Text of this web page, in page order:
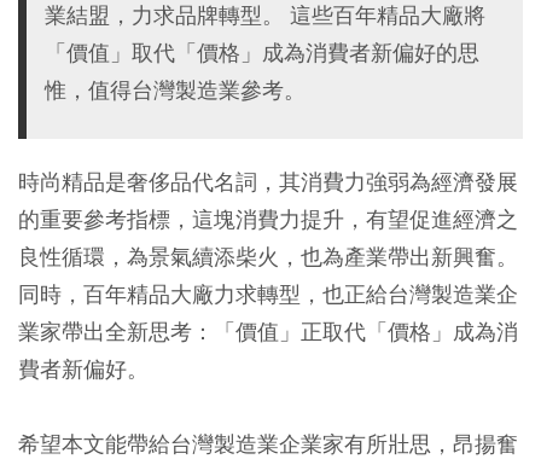
業結盟，力求品牌轉型。 這些百年精品大廠將
「價值」取代「價格」成為消費者新偏好的思
惟，值得台灣製造業參考。
時尚精品是奢侈品代名詞，其消費力強弱為經濟發展
的重要參考指標，這塊消費力提升，有望促進經濟之
良性循環，為景氣續添柴火，也為產業帶出新興奮。
同時，百年精品大廠力求轉型，也正給台灣製造業企
業家帶出全新思考：「價值」正取代「價格」成為消
費者新偏好。
希望本文能帶給台灣製造業企業家有所壯思，昂揚奮